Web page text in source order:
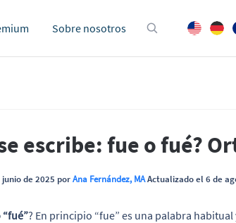
Sobre nosotros
escribe: fue o fué?
de 2025 porAna Fernández, MAActualizado el 6 de
“fué”? En principio “fue” es una palabra